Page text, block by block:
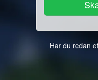
Har du redan